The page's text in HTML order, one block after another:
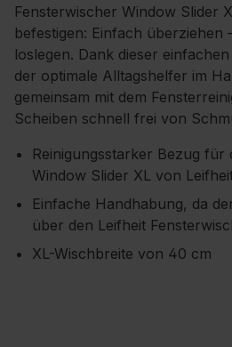
Fensterwischer Window Slider
befestigen: Einfach überziehen
loslegen. Dank dieser
der optimale Alltagshelfer im
gemeinsam mit dem
Scheiben schnell frei von
Reinigungsstarker Bezug für
Window Slider XL von
Einfache Handhabung, da
über den Leifheit
XL-Wischbreite von 40 cm